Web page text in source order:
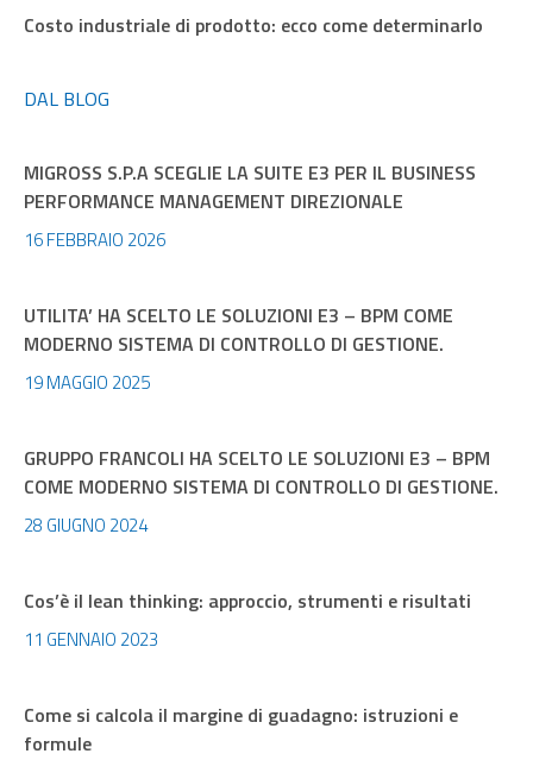
Costo industriale di prodotto: ecco come determinarlo
DAL BLOG
MIGROSS S.P.A SCEGLIE LA SUITE E3 PER IL BUSINESS
PERFORMANCE MANAGEMENT DIREZIONALE
16 FEBBRAIO 2026
UTILITA’ HA SCELTO LE SOLUZIONI E3 – BPM COME
MODERNO SISTEMA DI CONTROLLO DI GESTIONE.
19 MAGGIO 2025
GRUPPO FRANCOLI HA SCELTO LE SOLUZIONI E3 – BPM
COME MODERNO SISTEMA DI CONTROLLO DI GESTIONE.
28 GIUGNO 2024
Cos’è il lean thinking: approccio, strumenti e risultati
11 GENNAIO 2023
Come si calcola il margine di guadagno: istruzioni e
formule